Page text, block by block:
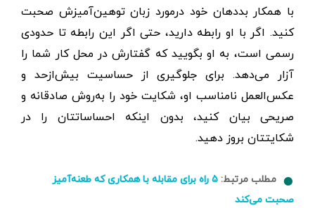
با همکار بددهان خود درمورد زبان توهین‌آمیزش صحبت
کنید. اگر با او رابطه دارید، حتی اگر این رابطه تا حدودی
رسمی است، به او بگویید که گفتارش در محل کار شما را
آزار می‌دهد. برای جلوگیری از حساسیت بیش‌از‌حد و
عکس‌العمل نامناسب او، شکایت خود را به‌روش صادقانه و
صریحی بیان کنید، بدون اینکه احساساتتان را در
شکایتتان بروز دهید.
مطلب مرتبط:
۵ راه برای مقابله با همکاری که طعنه‌آمیز
صحبت می‌کند